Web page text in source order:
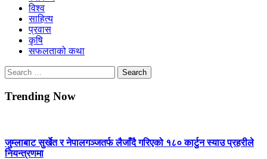
विश्व
साहित्य
प्रवास
कृषि
सफलताको कथा
Search
for:
Trending Now
जुम्लाबाट सुर्खेत र नेपालगञ्जतर्फ लैजाँदै गरिएको १८० कार्टुन स्याउ प्रहरीले
नियन्त्रणमा